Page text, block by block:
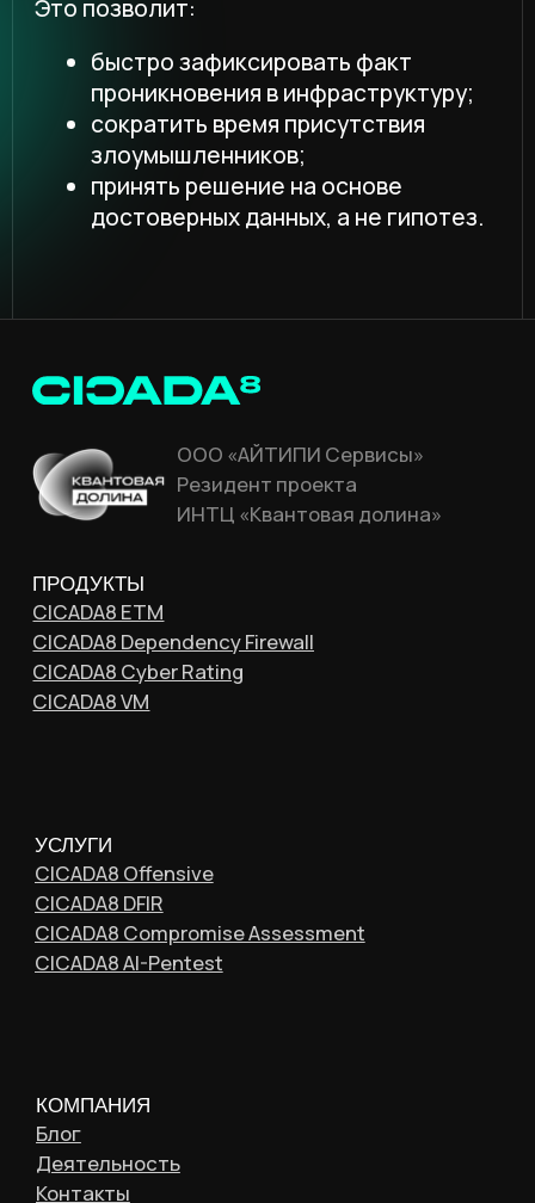
КОМПАНИЯ
Блог
Деятельность
Контакты
УСЛУГИ
CICADA8 Offensive
CICADA8 Сompromise Assessment
CICADA8 AI-Pentest
ПРОДУКТЫ
CICADA8 ETM
CICADA8 Dependency Firewall
CICADA8 Cyber Rating
© 2026 CICADA8. Все права защищены
Политика обработки ПДн
Согласие на обработку ПДн
ООО «АЙТИПИ Сервисы»
Резидент проекта
ИНТЦ «Квантовая долина»